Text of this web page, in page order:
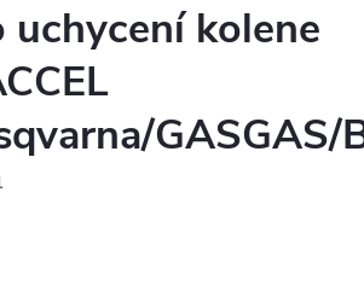
uchycení kolene
GASGAS/